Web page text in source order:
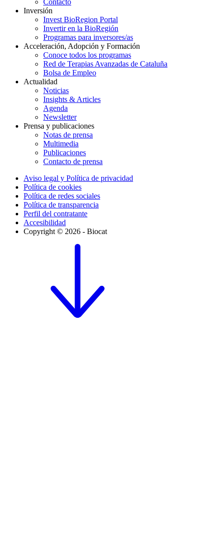
Inversión
Invest BioRegion Portal
Invertir en la BioRegión
Programas para inversores/as
Acceleración, Adopción y Formación
Conoce todos los programas
Red de Terapias Avanzadas de Cataluña
Bolsa de Empleo
Actualidad
Noticias
Insights & Articles
Agenda
Newsletter
Prensa y publicaciones
Notas de prensa
Multimedia
Publicaciones
Contacto de prensa
Aviso legal y Política de privacidad
Política de cookies
Política de redes sociales
Política de transparencia
Perfil del contratante
Accesibilidad
Copyright © 2026 - Biocat